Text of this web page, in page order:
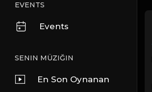
EVENTS
Events
SENIN MÜZIĞIN
En Son Oynanan